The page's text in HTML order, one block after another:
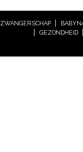
ZWANGERSCHAP
GEZONDHEID